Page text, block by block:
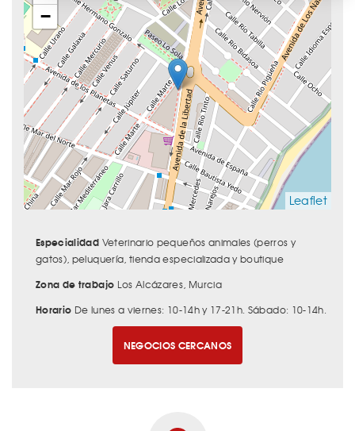
−
Leaflet
Especialidad Veterinario pequeños animales (perros y
gatos), peluquería, tienda especializada y boutique
Zona de trabajo Los Alcázares, Murcia
Horario De lunes a viernes: 10-14h y 17-21h. Sábado: 10-14h.
NEGOCIOS CERCANOS